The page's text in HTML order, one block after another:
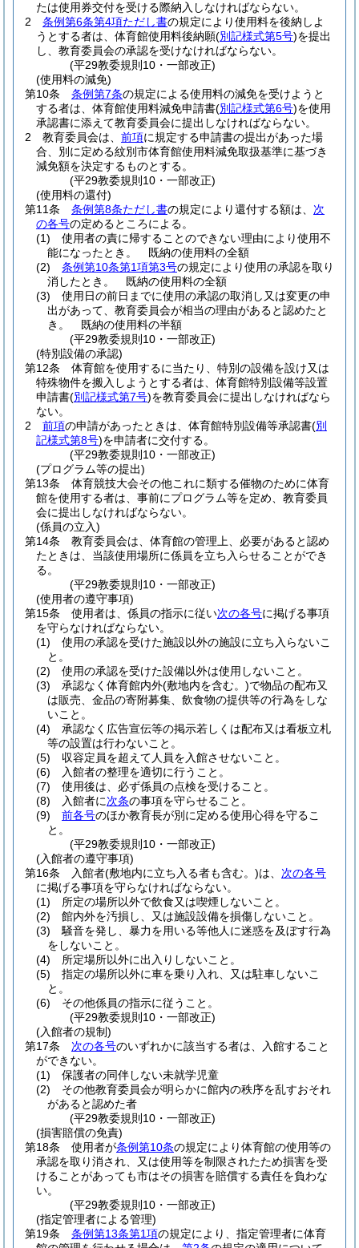
たは使用券交付を受ける際納入しなければならない。
2
条例第6条第4項ただし書の規定により使用料を後納しよ
うとする者は、体育館使用料後納願(別記様式第5号)を提出
し、教育委員会の承認を受けなければならない。
(平29教委規則10・一部改正)
(使用料の減免)
第10条
条例第7条の規定による使用料の減免を受けようと
する者は、体育館使用料減免申請書(別記様式第6号)を使用
承認書に添えて教育委員会に提出しなければならない。
2
教育委員会は、 前項に規定する申請書の提出があった場
合、別に定める紋別市体育館使用料減免取扱基準に基づき
減免額を決定するものとする。
(平29教委規則10・一部改正)
(使用料の還付)
第11条
条例第8条ただし書の規定により還付する額は、 次
の各号の定めるところによる。
(1)
使用者の責に帰することのできない理由により使用不
能になったとき。
既納の使用料の全額
(2)
条例第10条第1項第3号の規定により使用の承認を取り
消したとき。
既納の使用料の全額
(3)
使用日の前日までに使用の承認の取消し又は変更の申
出があって、教育委員会が相当の理由があると認めたと
き。
既納の使用料の半額
(平29教委規則10・一部改正)
(特別設備の承認)
第12条
体育館を使用するに当たり、特別の設備を設け又は
特殊物件を搬入しようとする者は、体育館特別設備等設置
申請書(別記様式第7号)を教育委員会に提出しなければなら
ない。
2
前項の申請があったときは、体育館特別設備等承認書(別
記様式第8号)を申請者に交付する。
(平29教委規則10・一部改正)
(プログラム等の提出)
第13条
体育競技大会その他これに類する催物のために体育
館を使用する者は、事前にプログラム等を定め、教育委員
会に提出しなければならない。
(係員の立入)
第14条
教育委員会は、体育館の管理上、必要があると認め
たときは、当該使用場所に係員を立ち入らせることができ
る。
(平29教委規則10・一部改正)
(使用者の遵守事項)
第15条
使用者は、係員の指示に従い次の各号に掲げる事項
を守らなければならない。
(1)
使用の承認を受けた施設以外の施設に立ち入らないこ
と。
(2)
使用の承認を受けた設備以外は使用しないこと。
(3)
承認なく体育館内外(敷地内を含む。)で物品の配布又
は販売、金品の寄附募集、飲食物の提供等の行為をしな
いこと。
(4)
承認なく広告宣伝等の掲示若しくは配布又は看板立札
等の設置は行わないこと。
(5)
収容定員を超えて人員を入館させないこと。
(6)
入館者の整理を適切に行うこと。
(7)
使用後は、必ず係員の点検を受けること。
(8)
入館者に次条の事項を守らせること。
(9)
前各号のほか教育長が別に定める使用心得を守るこ
と。
(平29教委規則10・一部改正)
(入館者の遵守事項)
第16条
入館者(敷地内に立ち入る者も含む。)は、 次の各号
に掲げる事項を守らなければならない。
(1)
所定の場所以外で飲食又は喫煙しないこと。
(2)
館内外を汚損し、又は施設設備を損傷しないこと。
(3)
騒音を発し、暴力を用いる等他人に迷惑を及ぼす行為
をしないこと。
(4)
所定場所以外に出入りしないこと。
(5)
指定の場所以外に車を乗り入れ、又は駐車しないこ
と。
(6)
その他係員の指示に従うこと。
(平29教委規則10・一部改正)
(入館者の規制)
第17条
次の各号のいずれかに該当する者は、入館すること
ができない。
(1)
保護者の同伴しない未就学児童
(2)
その他教育委員会が明らかに館内の秩序を乱すおそれ
があると認めた者
(平29教委規則10・一部改正)
(損害賠償の免責)
第18条
使用者が条例第10条の規定により体育館の使用等の
承認を取り消され、又は使用等を制限されたため損害を受
けることがあっても市はその損害を賠償する責任を負わな
い。
(平29教委規則10・一部改正)
(指定管理者による管理)
第19条
条例第13条第1項の規定により、指定管理者に体育